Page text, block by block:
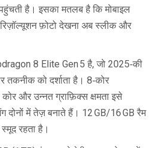
है। इसका मतलब है कि मोबाइल
फ़ोटो देखना अब स्लीक और
8 Elite Gen 5 है, जो 2025‑की
तकनीक को दर्शाता है। 8‑कोर
और उन्नत ग्राफ़िक्स क्षमता इसे
दोनों में तेज़ बनाते हैं। 12 GB/16 GB रैम
रहता है।